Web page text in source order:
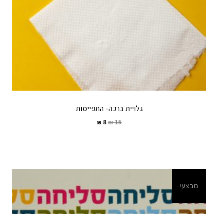
גלויית ברכה- התפייסות
15
₪
8
₪
מבצע!